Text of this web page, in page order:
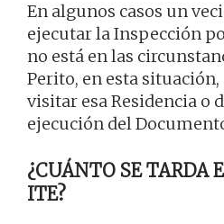
En algunos casos un
ejecutar la Inspección
no está en las
Perito, en esta
visitar esa Residencia o
ejecución del
¿CUÁNTO SE TARDA
ITE?